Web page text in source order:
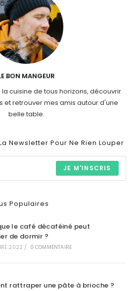
BON MANGEUR
cuisine de tous horizons, découvrir
et retrouver mes amis autour d'une
belle table.
Newsletter Pour Ne Rien Louper
JE M'INSCRIS
Populaires
le café décaféiné peut
de dormir ?
2022 / 0 COMMENTAIRE
rattraper une pâte à brioche ?